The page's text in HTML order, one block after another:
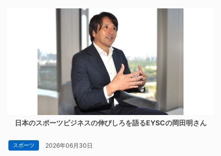
日本のスポーツビジネスの伸びしろを語るEYSCの岡田明さん
スポーツ 2026年06月30日